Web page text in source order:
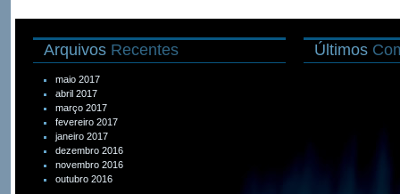
Arquivos Recentes
maio 2017
abril 2017
março 2017
fevereiro 2017
janeiro 2017
dezembro 2016
novembro 2016
outubro 2016
Últimos